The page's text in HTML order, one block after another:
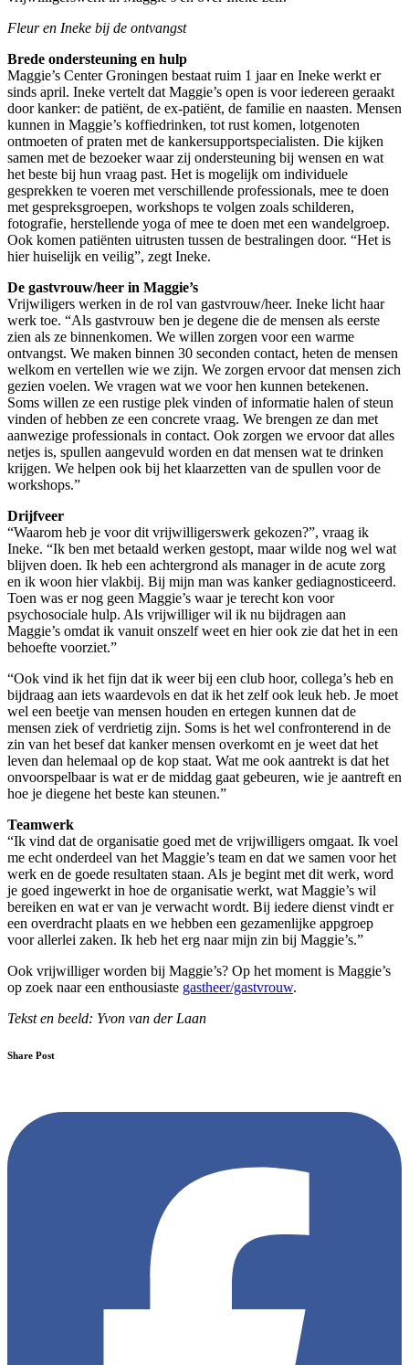
Fleur en Ineke bij de ontvangst
Brede ondersteuning en hulp
Maggie’s Center Groningen bestaat ruim 1 jaar en Ineke werkt er
sinds april. Ineke vertelt dat Maggie’s open is voor iedereen geraakt
door kanker: de patiënt, de ex-patiënt, de familie en naasten. Mensen
kunnen in Maggie’s koffiedrinken, tot rust komen, lotgenoten
ontmoeten of praten met de kankersupportspecialisten. Die kijken
samen met de bezoeker waar zij ondersteuning bij wensen en wat
het beste bij hun vraag past. Het is mogelijk om individuele
gesprekken te voeren met verschillende professionals, mee te doen
met gespreksgroepen, workshops te volgen zoals schilderen,
fotografie, herstellende yoga of mee te doen met een wandelgroep.
Ook komen patiënten uitrusten tussen de bestralingen door. “Het is
hier huiselijk en veilig”, zegt Ineke.
De gastvrouw/heer in Maggie’s
Vrijwiligers werken in de rol van gastvrouw/heer. Ineke licht haar
werk toe. “Als gastvrouw ben je degene die de mensen als eerste
zien als ze binnenkomen. We willen zorgen voor een warme
ontvangst. We maken binnen 30 seconden contact, heten de mensen
welkom en vertellen wie we zijn. We zorgen ervoor dat mensen zich
gezien voelen. We vragen wat we voor hen kunnen betekenen.
Soms willen ze een rustige plek vinden of informatie halen of steun
vinden of hebben ze een concrete vraag. We brengen ze dan met
aanwezige professionals in contact. Ook zorgen we ervoor dat alles
netjes is, spullen aangevuld worden en dat mensen wat te drinken
krijgen. We helpen ook bij het klaarzetten van de spullen voor de
workshops.”
Drijfveer
“Waarom heb je voor dit vrijwilligerswerk gekozen?”, vraag ik
Ineke. “Ik ben met betaald werken gestopt, maar wilde nog wel wat
blijven doen. Ik heb een achtergrond als manager in de acute zorg
en ik woon hier vlakbij. Bij mijn man was kanker gediagnosticeerd.
Toen was er nog geen Maggie’s waar je terecht kon voor
psychosociale hulp. Als vrijwilliger wil ik nu bijdragen aan
Maggie’s omdat ik vanuit onszelf weet en hier ook zie dat het in een
behoefte voorziet.”
“Ook vind ik het fijn dat ik weer bij een club hoor, collega’s heb en
bijdraag aan iets waardevols en dat ik het zelf ook leuk heb. Je moet
wel een beetje van mensen houden en ertegen kunnen dat de
mensen ziek of verdrietig zijn. Soms is het wel confronterend in de
zin van het besef dat kanker mensen overkomt en je weet dat het
leven dan helemaal op de kop staat. Wat me ook aantrekt is dat het
onvoorspelbaar is wat er de middag gaat gebeuren, wie je aantreft en
hoe je diegene het beste kan steunen.”
Teamwerk
“Ik vind dat de organisatie goed met de vrijwilligers omgaat. Ik voel
me echt onderdeel van het Maggie’s team en dat we samen voor het
werk en de goede resultaten staan. Als je begint met dit werk, word
je goed ingewerkt in hoe de organisatie werkt, wat Maggie’s wil
bereiken en wat er van je verwacht wordt. Bij iedere dienst vindt er
een overdracht plaats en we hebben een gezamenlijke appgroep
voor allerlei zaken. Ik heb het erg naar mijn zin bij Maggie’s.”
Ook vrijwilliger worden bij Maggie’s? Op het moment is Maggie’s
op zoek naar een enthousiaste gastheer/gastvrouw.
Tekst en beeld: Yvon van der Laan
Share Post